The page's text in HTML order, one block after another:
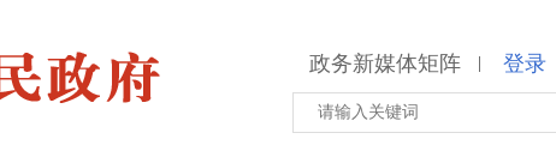
政务新媒体矩阵 | 登录